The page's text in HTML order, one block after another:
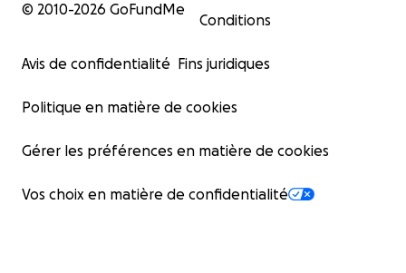
© 2010-2026 GoFundMe
Conditions
Avis de confidentialité Fins juridiques
Politique en matière de cookies
Gérer les préférences en matière de cookies
Vos choix en matière de confidentialité